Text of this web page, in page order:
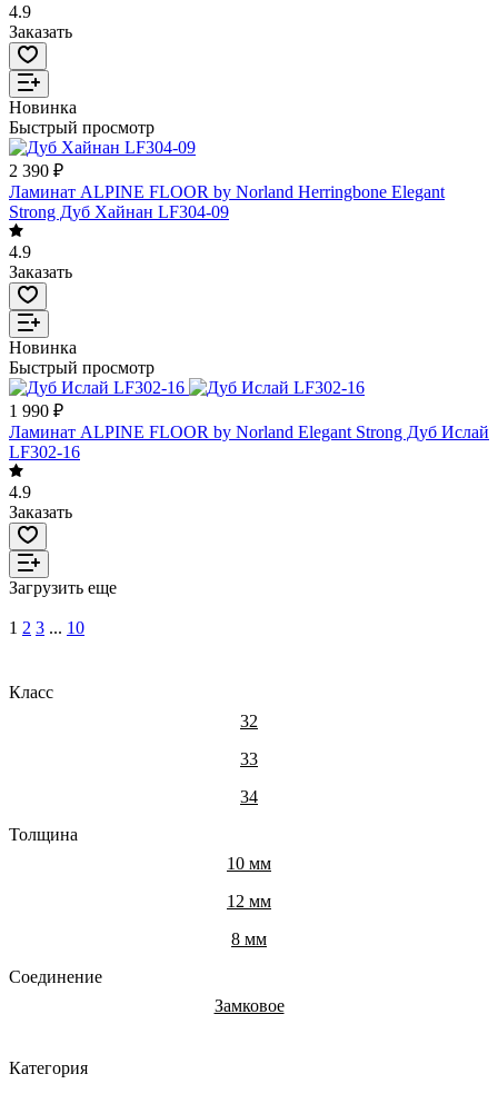
4.9
Заказать
Новинка
Быстрый просмотр
2 390 ₽
Ламинат ALPINE FLOOR by Norland Herringbone Elegant
Strong Дуб Хайнан LF304-09
4.9
Заказать
Новинка
Быстрый просмотр
1 990 ₽
Ламинат ALPINE FLOOR by Norland Elegant Strong Дуб Ислай
LF302-16
4.9
Заказать
Загрузить еще
1 2 3 ... 10
Класс
32
33
34
Толщина
10 мм
12 мм
8 мм
Соединение
Замковое
Категория